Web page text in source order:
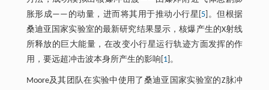
胀形成——的动量，进而将其用于推动小行星[ 5 ]。但根据
桑迪亚国家实验室的最新研究结果显示，核爆产生的X射线
所释放的巨大能量，在改变小行星运行轨迹方面发挥的作
用，要远超冲击波本身所产生的影响[ 1]。
Moore及其团队在实验中使用了桑迪亚国家实验室的Z脉冲